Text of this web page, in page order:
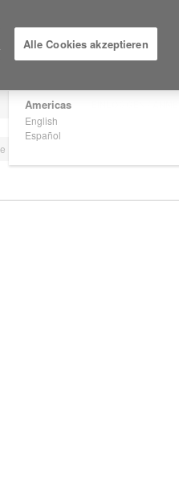
Are you in United States?
Americas
English
Español
Alle Cookies akzeptieren